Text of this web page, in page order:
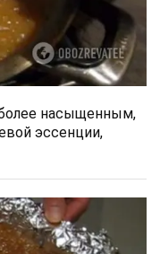
насыщенным,
эссенции,